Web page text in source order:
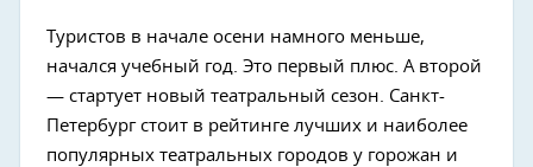
Туристов в начале осени намного меньше,
начался учебный год. Это первый плюс. А второй
— стартует новый театральный сезон. Санкт-
Петербург стоит в рейтинге лучших и наиболее
популярных театральных городов у горожан и